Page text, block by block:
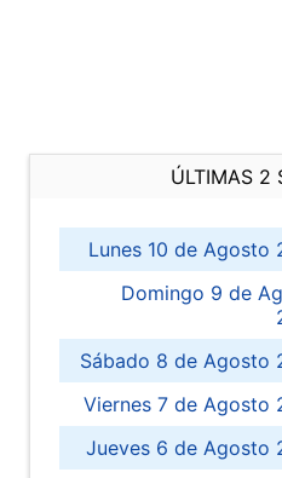
ÚLTIMAS 2
Lunes 10 de Agosto
Domingo 9 de
Sábado 8 de Agosto
Viernes 7 de Agosto
Jueves 6 de Agosto